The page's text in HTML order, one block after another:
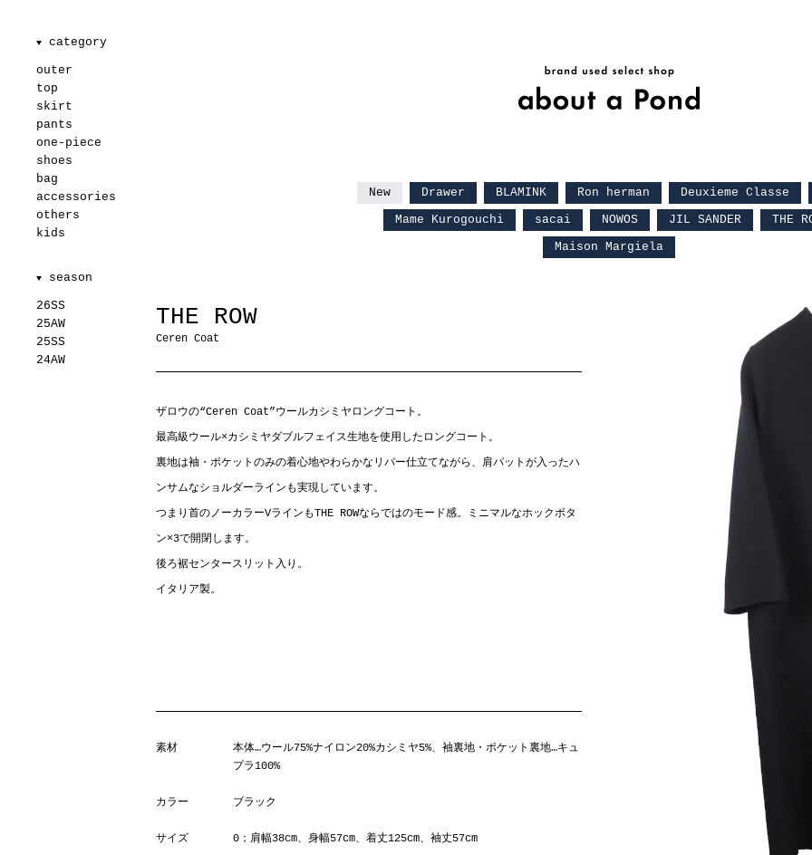
New Drawer BLAMINK Ron herman Deuxieme Classe
Mame Kurogouchi
sacai NOWOS JIL SANDER
THE
Maison Margiela
▼ category
outer
top
skirt
pants
one-piece
shoes
bag
accessories
others
kids
▼ season
26SS
25AW
25SS
24AW
THE ROW
Ceren Coat
ザロウの“Ceren Coat”ウールカシミヤロングコート。
最高級ウール×カシミヤダブルフェイス生地を使用したロングコート。
裏地は袖・ポケットのみの着心地やわらかなリバー仕立てながら、肩パットが入ったハ
ンサムなショルダーラインも実現しています。
つまり首のノーカラーVラインもTHE ROWならではのモード感。ミニマルなホックボタ
ン×3で開閉します。
後ろ裾センタースリット入り。
イタリア製。
素材
本体…ウール75%ナイロン20%カシミヤ5%、袖裏地・ポケット裏地…キュ
プラ100%
カラー ブラック
サイズ 0；肩幅38cm、身幅57cm、着丈125cm、袖丈57cm